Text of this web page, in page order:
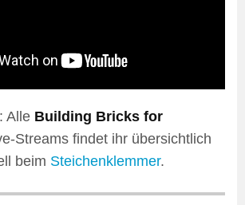
Alle Building Bricks for
Streams findet ihr übersichtlich
beim Steichenklemmer.